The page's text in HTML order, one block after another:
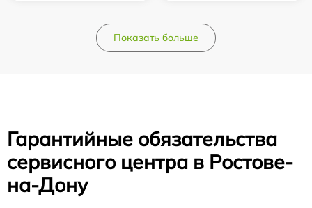
Показать больше
Гарантийные обязательства
сервисного центра в Ростове-
на-Дону